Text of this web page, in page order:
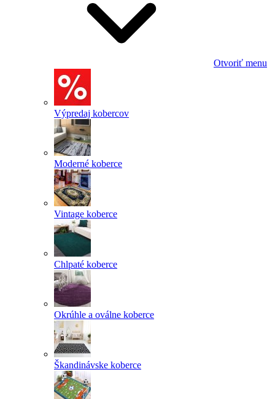
Otvoriť menu
Výpredaj kobercov
Moderné koberce
Vintage koberce
Chlpaté koberce
Okrúhle a oválne koberce
Škandinávske koberce